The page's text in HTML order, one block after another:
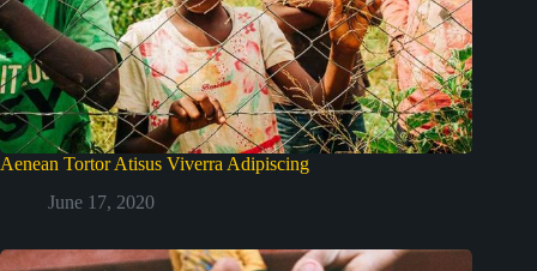
Aenean Tortor Atisus Viverra Adipiscing
June 17, 2020